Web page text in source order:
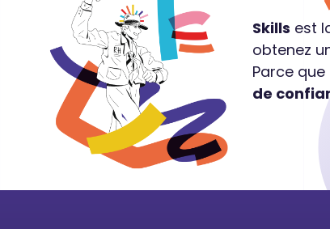
Skills est
obtenez
Parce
de